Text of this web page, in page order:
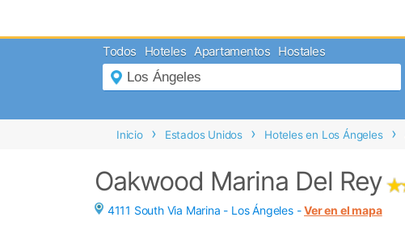
Grupos
Todos Hoteles Apartamentos Hostales
Inicio Estados Unidos Hoteles en Los Ángeles
Oakwood Marina Del Rey
4111 South Via Marina - Los Ángeles-Ver en el mapa